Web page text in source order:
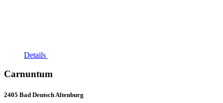
Details
Carnuntum
2405 Bad Deutsch Altenburg